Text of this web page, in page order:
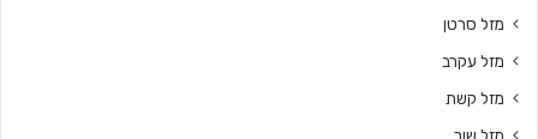
מזל סרטן
מזל עקרב
מזל קשת